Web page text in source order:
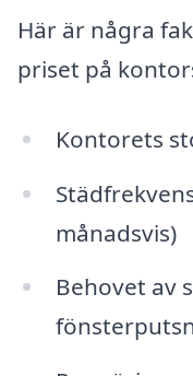
Här är några
priset på
Kontorets
månadsvis)
Behovet av